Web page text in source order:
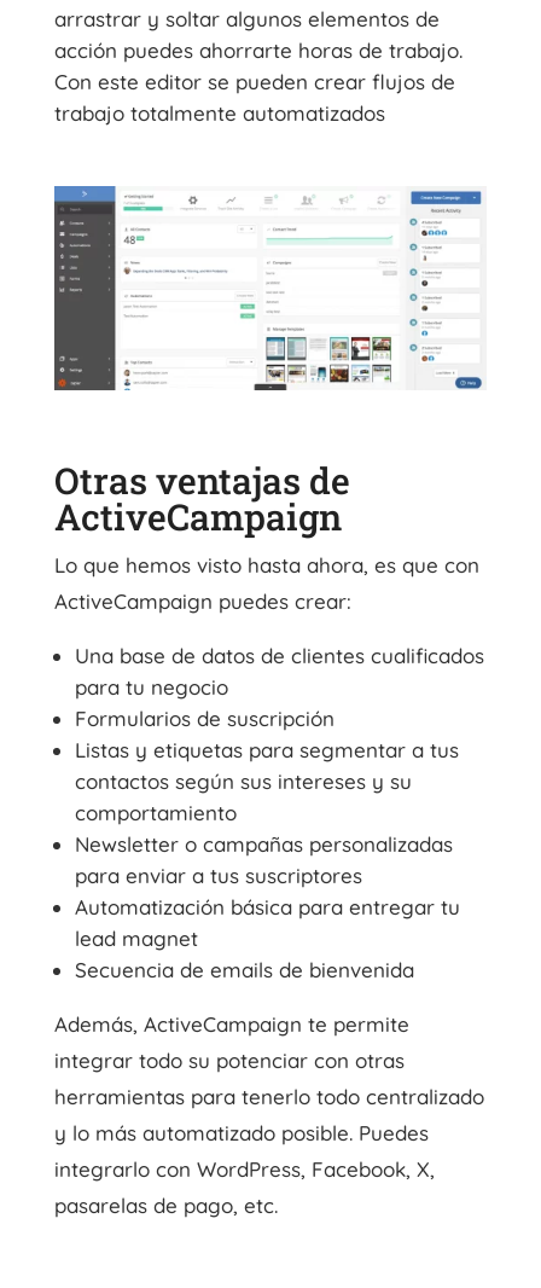
arrastrar y soltar algunos elementos de
acción puedes ahorrarte horas de trabajo.
Con este editor se pueden crear flujos de
trabajo totalmente automatizados
Otras ventajas de
ActiveCampaign
Lo que hemos visto hasta ahora, es que con
ActiveCampaign puedes crear:
Una base de datos de clientes cualificados
para tu negocio
Formularios de suscripción
Listas y etiquetas para segmentar a tus
contactos según sus intereses y su
comportamiento
Newsletter o campañas personalizadas
para enviar a tus suscriptores
Automatización básica para entregar tu
lead magnet
Secuencia de emails de bienvenida
Además, ActiveCampaign te permite
integrar todo su potenciar con otras
herramientas para tenerlo todo centralizado
y lo más automatizado posible. Puedes
integrarlo con WordPress, Facebook, X,
pasarelas de pago, etc.